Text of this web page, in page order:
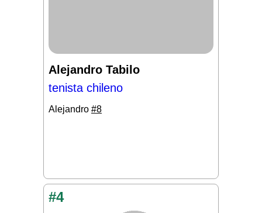
Alejandro Tabilo
tenista chileno
Alejandro #8
#4